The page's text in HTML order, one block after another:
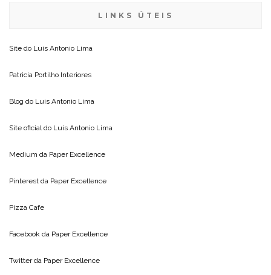
LINKS ÚTEIS
Site do Luis Antonio Lima
Patricia Portilho Interiores
Blog do Luis Antonio Lima
Site oficial do Luis Antonio Lima
Medium da Paper Excellence
Pinterest da Paper Excellence
Pizza Cafe
Facebook da Paper Excellence
Twitter da Paper Excellence